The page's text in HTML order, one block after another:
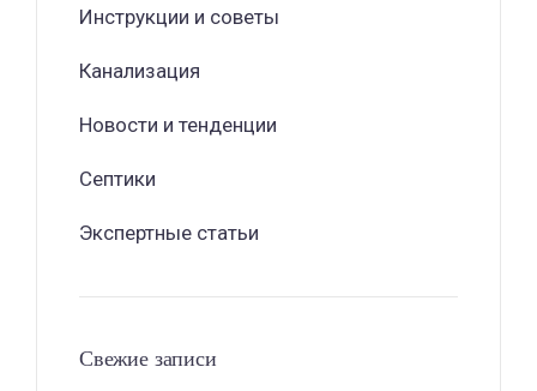
Инструкции и советы
Канализация
Новости и тенденции
Септики
Экспертные статьи
Свежие записи